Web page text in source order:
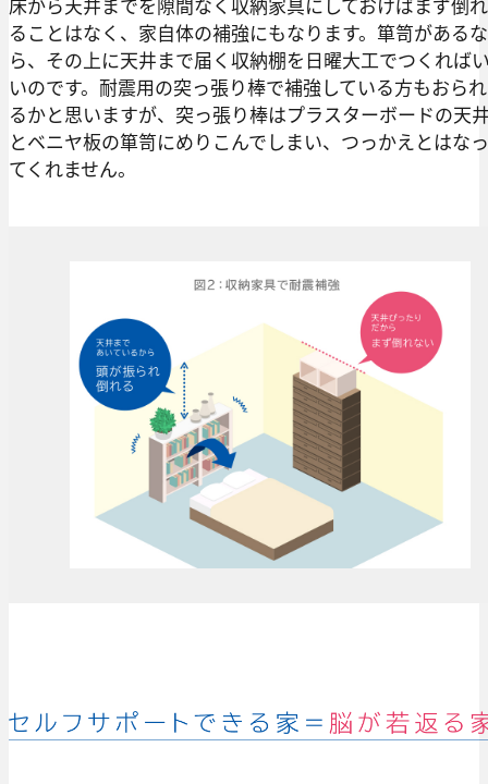
ることはなく、家自体の補強にもなります。箪笥があるな
ら、その上に天井まで届く収納棚を日曜大工でつくれば
いのです。耐震用の突っ張り棒で補強している方もおられ
るかと思いますが、突っ張り棒はプラスターボードの天
とベニヤ板の箪笥にめりこんでしまい、つっかえとはなっ
てくれません。